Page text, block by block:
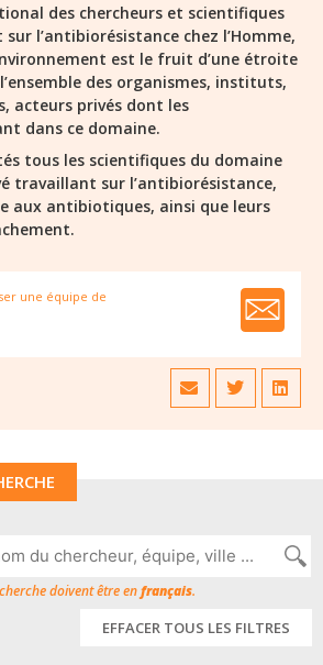
des chercheurs et scientifiques
l’antibiorésistance chez l’Homme,
est le fruit d’une étroite
des organismes, instituts,
acteurs privés dont les
dans ce domaine.
tous les scientifiques du domaine
travaillant sur l’antibiorésistance,
aux antibiotiques, ainsi que leurs
une équipe de
doivent être enfrançais.
EFFACER TOUS LES FILTRES